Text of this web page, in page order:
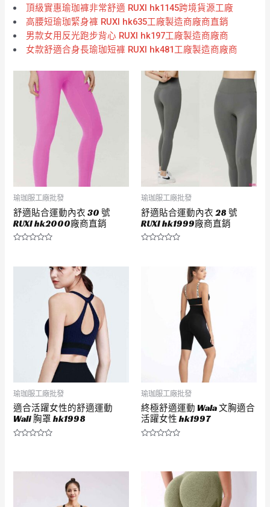
頂級實惠瑜珈褲非常舒適 RUXI hk1145跨境貨源工廠
高腰短瑜珈緊身褲 RUXI hk635工廠製造商廠商直銷
男款女用反光跑步背心 RUXI hk197工廠製造商廠商
女款舒適合身長瑜珈短褲 RUXI hk481工廠製造商廠商
瑜珈服工廠批發
舒適貼合運動內衣 30 號
RUXI hk2000廠商直銷
瑜珈服工廠批發
舒適貼合運動內衣 28 號
RUXI hk1999廠商直銷
瑜珈服工廠批發
適合活躍女性的舒適運動
Wali 胸罩 hk1998
分
瑜珈服工廠批發
終極舒適運動 Wala 文胸適合
活躍女性 hk1997